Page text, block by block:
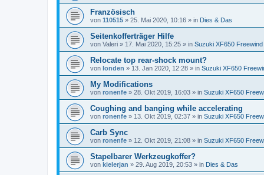
Französisch
von 110515 » 25. Mai 2020, 10:16 » in Dies & Das
Seitenkofferträger Hilfe
von Valeri » 17. Mai 2020, 15:25 » in Suzuki XF650 Freewind
Relocate top rear-shock mount?
von londen » 13. Jan 2020, 12:28 » in Suzuki XF650
My Modifications
von ronenfe » 28. Okt 2019, 16:03 » in Suzuki XF650
Coughing and banging while accelerating
von ronenfe » 13. Okt 2019, 02:37 » in Suzuki XF650
Carb Sync
von ronenfe » 12. Okt 2019, 21:08 » in Suzuki XF650
Stapelbarer Werkzeugkoffer?
von kielerjan » 29. Aug 2019, 20:53 » in Dies & Das